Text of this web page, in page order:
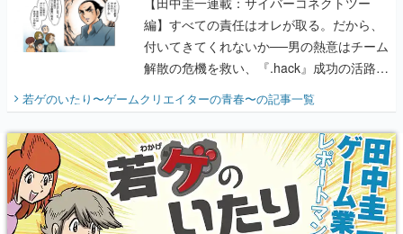
編】すべての責任はオレが取る。だから、
付いてきてくれないか──男の熱意はチーム
解散の危機を救い、『.hack』成功の活路を
開く。業界の快男児・松山 洋に流れる血は
『少年ジャンプ』色だった【若ゲのいた
り】
若ゲのいたり〜ゲームクリエイターの青春〜の記事一覧